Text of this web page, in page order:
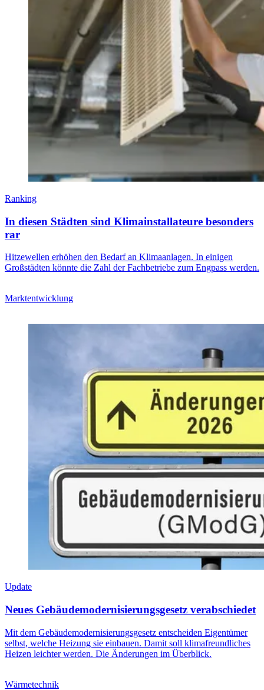
Ranking
In diesen Städten sind Klimainstallateure besonders
rar
Hitzewellen erhöhen den Bedarf an Klimaanlagen. In einigen
Großstädten könnte die Zahl der Fachbetriebe zum Engpass werden.
Marktentwicklung
Update
Neues Gebäudemodernisierungsgesetz verabschiedet
Mit dem Gebäudemodernisierungsgesetz entscheiden Eigentümer
selbst, welche Heizung sie einbauen. Damit soll klimafreundliches
Heizen leichter werden. Die Änderungen im Überblick.
Wärmetechnik